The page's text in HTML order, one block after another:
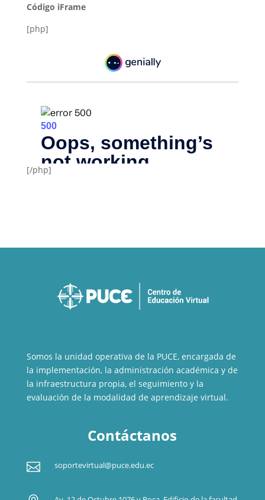
Código iFrame
[php]
[/php]
Somos la unidad operativa de la PUCE, encargada de
la implementación, la administración académica y de
la infraestructura propia, el seguimiento y la
evaluación de la modalidad de aprendizaje virtual.
Contáctanos
 soportevirtual@puce.edu.ec